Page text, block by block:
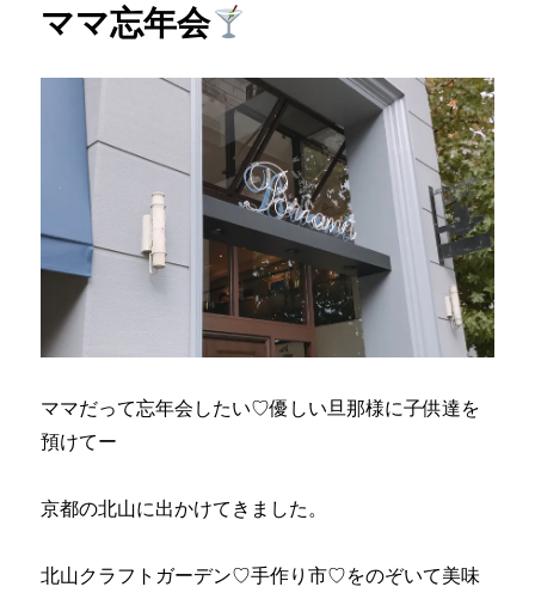
ママ忘年会
ママだって忘年会したい♡優しい旦那様に子供達を
預けてー
京都の北山に出かけてきました。
北山クラフトガーデン♡手作り市♡をのぞいて美味